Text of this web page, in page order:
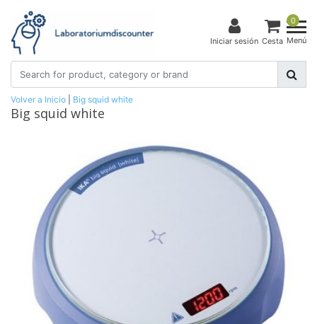
Iniciar sesión
0
Cesta Menú
Volver a Inicio Big squid white
Big squid white